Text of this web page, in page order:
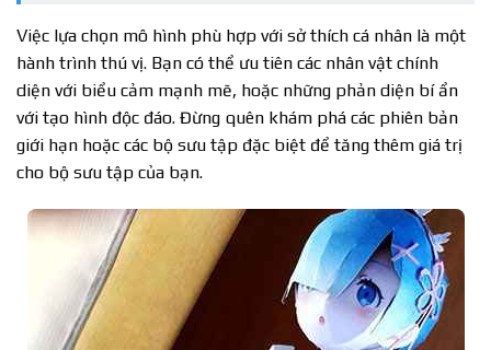
Việc lựa chọn mô hình phù hợp với sở thích cá nhân là một
hành trình thú vị. Bạn có thể ưu tiên các nhân vật chính
diện với biểu cảm mạnh mẽ, hoặc những phản diện bí ẩn
với tạo hình độc đáo. Đừng quên khám phá các phiên bản
giới hạn hoặc các bộ sưu tập đặc biệt để tăng thêm giá trị
cho bộ sưu tập của bạn.